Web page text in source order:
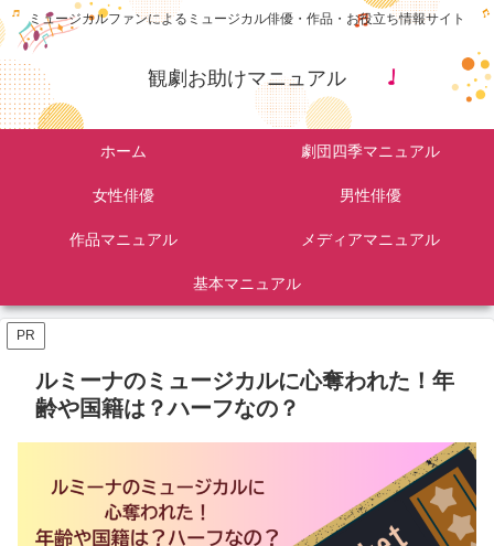
ミュージカルファンによるミュージカル俳優・作品・お役立ち情報サイト
観劇お助けマニュアル
ホーム 劇団四季マニュアル
女性俳優 男性俳優
作品マニュアル メディアマニュアル
基本マニュアル
PR
ルミーナのミュージカルに心奪われた！年
齢や国籍は？ハーフなの？